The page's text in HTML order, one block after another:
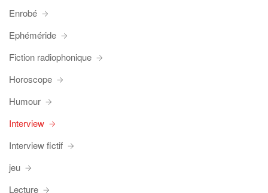
Enrobé
Ephéméride
Fiction radiophonique
Horoscope
Humour
Interview
Interview fictif
jeu
Lecture